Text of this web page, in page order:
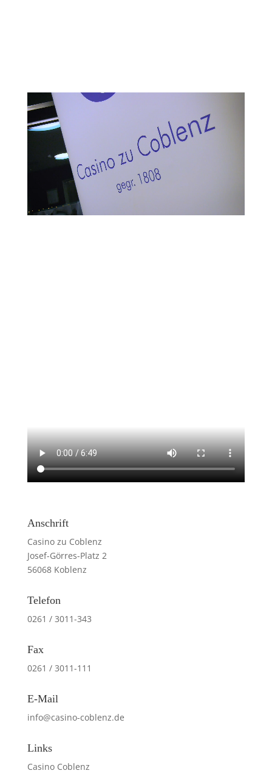
Anschrift
Casino zu Coblenz
Josef-Görres-Platz 2
56068 Koblenz
Telefon
0261 / 3011-343
Fax
0261 / 3011-111
E-Mail
info@casino-coblenz.de
Links
Casino Coblenz